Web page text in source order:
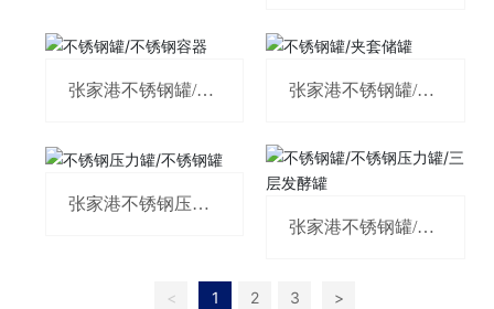
张家港不锈钢罐/不
张家港不锈钢罐/夹
张家港不锈钢压力
张家港不锈钢罐/不
<
1 2 3 >